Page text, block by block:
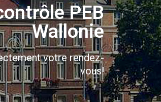
PEB
Wallonie
votre rendez-
vous!